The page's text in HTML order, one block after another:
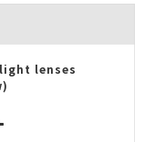
light lenses